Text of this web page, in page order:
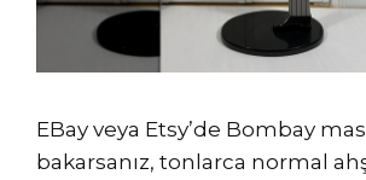
EBay veya Etsy’de Bombay
bakarsanız, tonlarca normal